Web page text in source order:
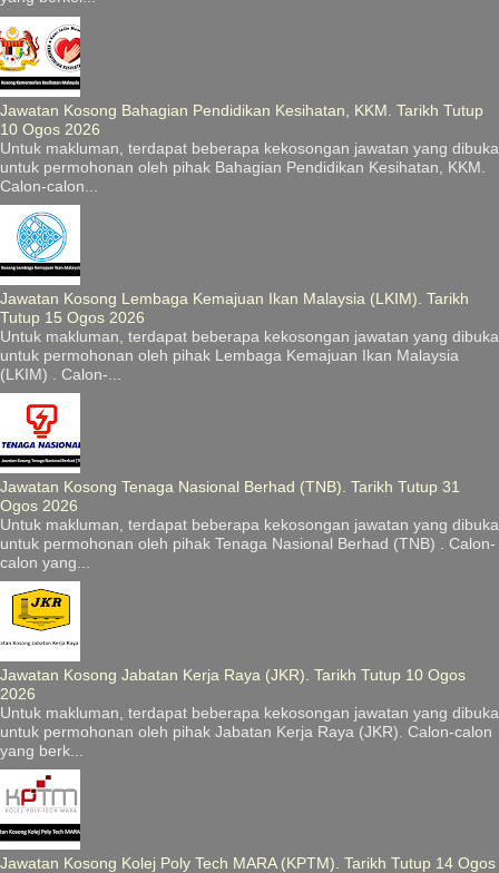
Jawatan Kosong Bahagian Pendidikan Kesihatan, KKM. Tarikh Tutup
10 Ogos 2026
Untuk makluman, terdapat beberapa kekosongan jawatan yang dibuka
untuk permohonan oleh pihak Bahagian Pendidikan Kesihatan, KKM.
Calon-calon...
Jawatan Kosong Lembaga Kemajuan Ikan Malaysia (LKIM). Tarikh
Tutup 15 Ogos 2026
Untuk makluman, terdapat beberapa kekosongan jawatan yang dibuka
untuk permohonan oleh pihak Lembaga Kemajuan Ikan Malaysia
(LKIM) . Calon-...
Jawatan Kosong Tenaga Nasional Berhad (TNB). Tarikh Tutup 31
Ogos 2026
Untuk makluman, terdapat beberapa kekosongan jawatan yang dibuka
untuk permohonan oleh pihak Tenaga Nasional Berhad (TNB) . Calon-
calon yang...
Jawatan Kosong Jabatan Kerja Raya (JKR). Tarikh Tutup 10 Ogos
2026
Untuk makluman, terdapat beberapa kekosongan jawatan yang dibuka
untuk permohonan oleh pihak Jabatan Kerja Raya (JKR). Calon-calon
yang berk...
Jawatan Kosong Kolej Poly Tech MARA (KPTM). Tarikh Tutup 14 Ogos